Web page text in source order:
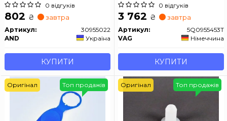
0 відгуків
802 ₴ завтра
Артикул:
30955022
AND
Україна
КУПИТИ
0 відгуків
3 762 ₴ завтра
Артикул:
5Q0955453T
VAG
Німеччина
КУПИТИ
Топ продажів
Оригінал Топ продажів
Оригінал